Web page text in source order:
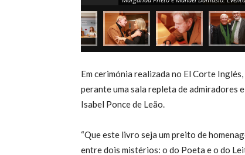
Em cerimónia realizada no El Corte
perante uma sala repleta de admiradores
Isabel Ponce de Leão.
“Que este livro seja um preito de
entre dois mistérios: o do Poeta e o do